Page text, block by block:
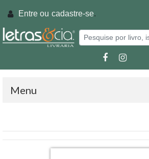
Entre ou cadastre-se.
Menu